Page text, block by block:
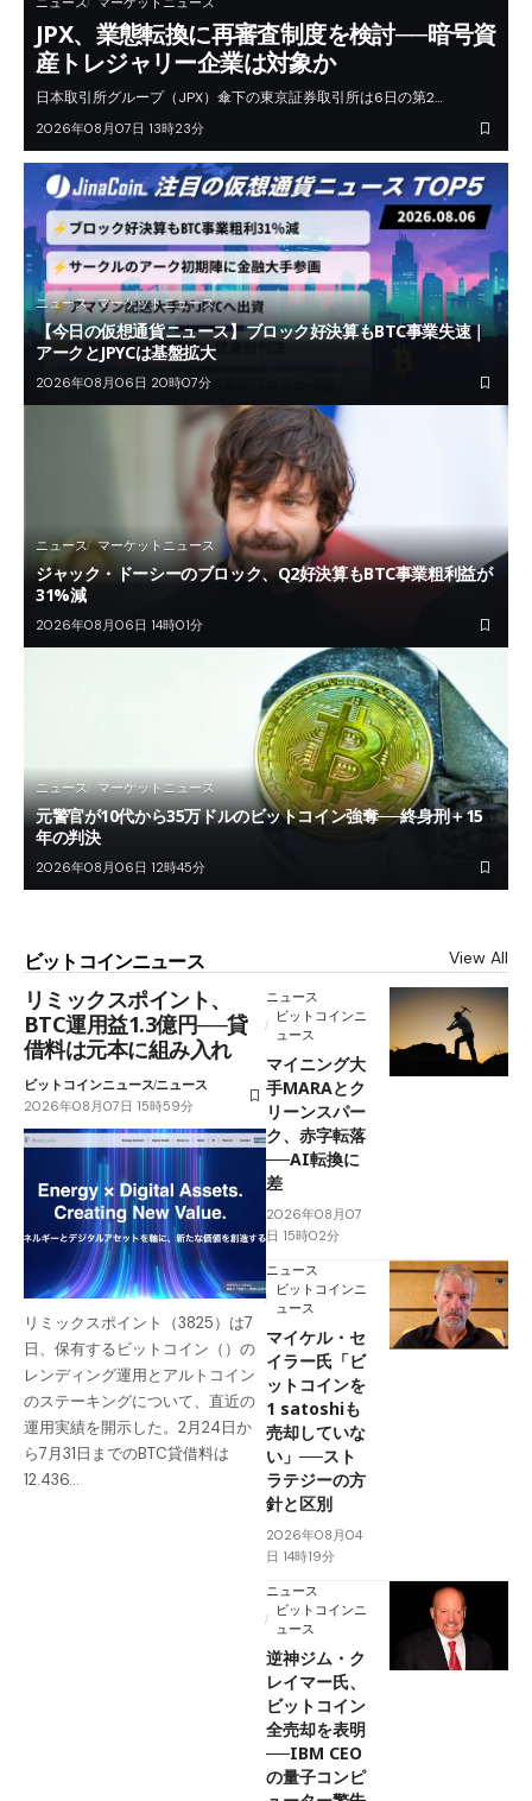
JPX、業態転換に再審査制度を検討──暗号資
産トレジャリー企業は対象か
日本取引所グループ（JPX）傘下の東京証券取引所は6日の第2…
2026年08月07日 13時23分
ニュース マーケットニュース
【今日の仮想通貨ニュース】ブロック好決算もBTC事業失速｜
アークとJPYCは基盤拡大
2026年08月06日 20時07分
ニュース マーケットニュース
ジャック・ドーシーのブロック、Q2好決算もBTC事業粗利益が
31%減
2026年08月06日 14時01分
ニュース マーケットニュース
元警官が10代から35万ドルのビットコイン強奪──終身刑＋15
年の判決
2026年08月06日 12時45分
ビットコインニュース View All
リミックスポイント、
BTC運用益1.3億円──貸
借料は元本に組み入れ
ビットコインニュースニュース
2026年08月07日 15時59分
リミックスポイント（3825）は7
日、保有するビットコイン（）の
レンディング運用とアルトコイン
のステーキングについて、直近の
運用実績を開示した。2月24日か
ら7月31日までのBTC貸借料は
12.436…
ニュース
ビットコインニ
ュース
マイニング大
手MARAとク
リーンスパー
ク、赤字転落
──AI転換に
差
2026年08月07
日 15時02分
ニュース
ビットコインニ
ュース
マイケル・セ
イラー氏「ビ
ットコインを
1 satoshiも
売却していな
い」──スト
ラテジーの方
針と区別
2026年08月04
日 14時19分
ニュース
ビットコインニ
ュース
逆神ジム・ク
レイマー氏、
ビットコイン
全売却を表明
──IBM CEO
の量子コンピ